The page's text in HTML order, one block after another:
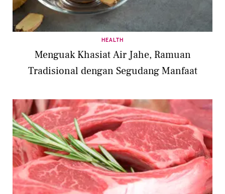
HEALTH
Menguak Khasiat Air Jahe, Ramuan
Tradisional dengan Segudang Manfaat